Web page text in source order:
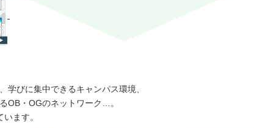
学びに集中できるキャンパス環境、
OB・OGのネットワーク…。
ます。